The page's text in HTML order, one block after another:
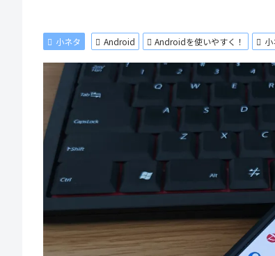
小ネタ Android Androidを使いやすく！